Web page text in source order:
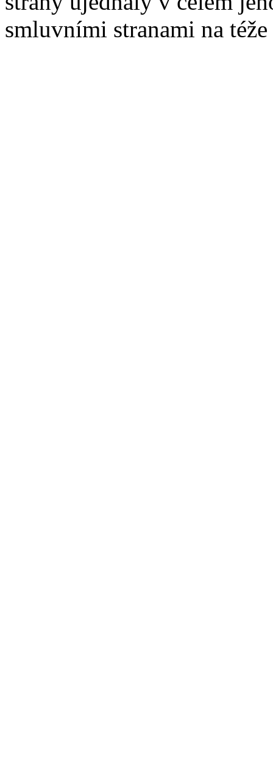
smluvními stranami na